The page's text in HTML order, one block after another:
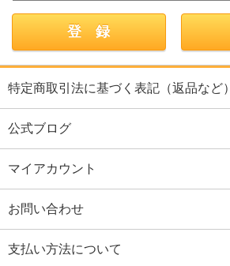
特定商取引法に基づく表記（返品など）
公式ブログ
マイアカウント
お問い合わせ
支払い方法について